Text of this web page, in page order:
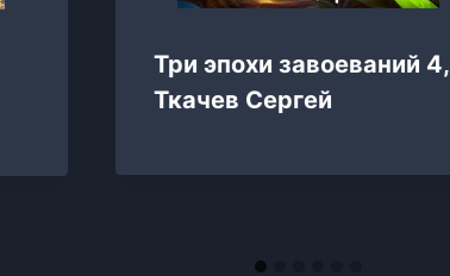
Три эпохи завоеваний 4,
Ткачев Сергей